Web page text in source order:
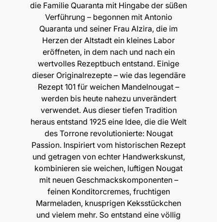
die Familie Quaranta mit Hingabe der süßen
Verführung – begonnen mit Antonio
Quaranta und seiner Frau Alzira, die im
Herzen der Altstadt ein kleines Labor
eröffneten, in dem nach und nach ein
wertvolles Rezeptbuch entstand. Einige
dieser Originalrezepte – wie das legendäre
Rezept 101 für weichen Mandelnougat –
werden bis heute nahezu unverändert
verwendet. Aus dieser tiefen Tradition
heraus entstand 1925 eine Idee, die die Welt
des Torrone revolutionierte: Nougat
Passion. Inspiriert vom historischen Rezept
und getragen von echter Handwerkskunst,
kombinieren sie weichen, luftigen Nougat
mit neuen Geschmackskomponenten –
feinen Konditorcremes, fruchtigen
Marmeladen, knusprigen Keksstückchen
und vielem mehr. So entstand eine völlig